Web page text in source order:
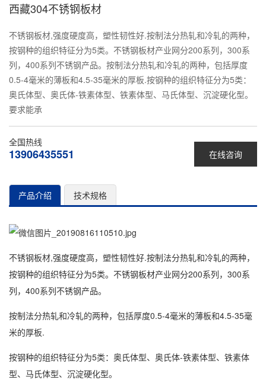
西藏304不锈钢板材
不锈钢板材,强度硬度高，塑性韧性好.按制法分热轧和冷轧的两种，
按钢种的组织特征分为5类。不锈钢板材产业网分200系列，300系
列，400系列不锈钢产品。按制法分热轧和冷轧的两种，包括厚度
0.5-4毫米的薄板和4.5-35毫米的厚板.按钢种的组织特征分为5类：
奥氏体型、奥氏体-铁素体型、铁素体型、马氏体型、沉淀硬化型。
要求能承
在线咨询
全国热线
13906435551
产品介绍 技术规格
不锈钢板材,强度硬度高，塑性韧性好.按制法分热轧和冷轧的两种，
按钢种的组织特征分为5类。 不锈钢板材产业网分200系列，300系
列，400系列不锈钢产品。
按制法分热轧和冷轧的两种，包括厚度0.5-4毫米的薄板和4.5-35毫
米的厚板.
按钢种的组织特征分为5类：奥氏体型、奥氏体-铁素体型、铁素体
型、马氏体型、沉淀硬化型。